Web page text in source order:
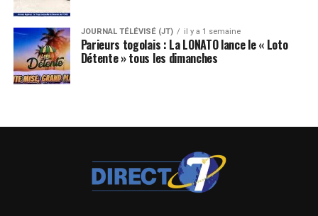
JOURNAL TÉLÉVISÉ (JT) il y a 1 semaine
Parieurs togolais : La LONATO lance le « Loto
Détente » tous les dimanches